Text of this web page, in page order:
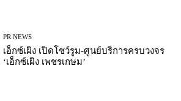
PR NEWS
เอ็กซ์เผิง เปิดโชว์รูม-ศูนย์บริการครบวงจร
‘เอ็กซ์เผิง เพชรเกษม’